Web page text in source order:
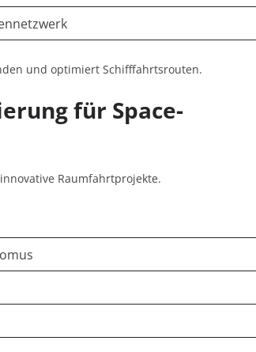
und optimiert Schifffahrtsrouten.
für Space-
Raumfahrtprojekte.